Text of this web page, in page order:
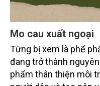
Mo cau xuất ngoại
Từng bị xem là phế
đang trở thành
phẩm thân thiện môi